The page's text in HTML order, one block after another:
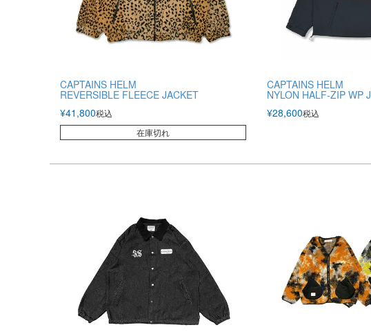
CAPTAINS HELM
REVERSIBLE FLEECE JACKET
¥41,800税込
在庫切れ
CAPTAINS HELM
NYLON HALF-ZIP WP
¥28,600税込